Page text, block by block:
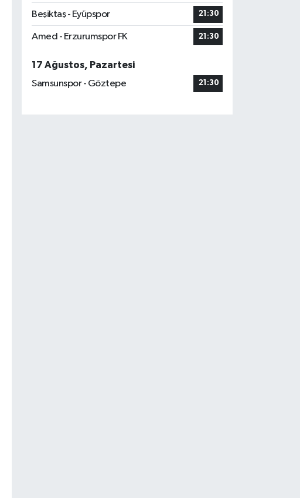
Beşiktaş - Eyüpspor 21:30
Amed - Erzurumspor FK 21:30
17 Ağustos, Pazartesi
Samsunspor - Göztepe
21:30